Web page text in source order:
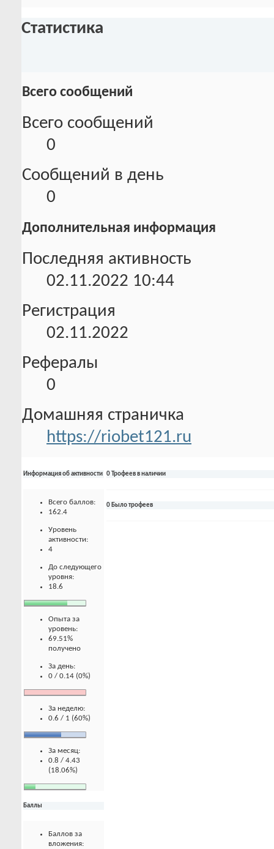
Статистика
Всего сообщений
Всего сообщений
0
Сообщений в день
0
Дополнительная информация
Последняя активность
02.11.2022 10:44
Регистрация
02.11.2022
Рефералы
0
Домашняя страничка
https://riobet121.ru
Информация об активности
Всего баллов:
162.4
Уровень
активности:
4
До следующего
уровня:
18.6
Опыта за
уровень:
69.51%
получено
За день:
0 / 0.14 (0%)
За неделю:
0.6 / 1 (60%)
За месяц:
0.8 / 4.43
(18.06%)
Баллы
Баллов за
вложения:
0 Трофеев в наличии
0 Было трофеев